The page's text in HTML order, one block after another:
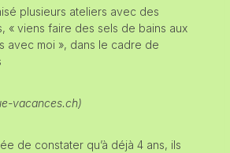
plusieurs ateliers avec des
« viens faire des sels de bains aux
avec moi », dans le cadre de
vacances.ch)
de constater qu’à déjà 4 ans, ils